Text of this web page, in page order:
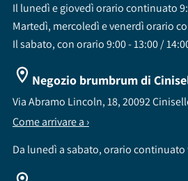
Il lunedì e giovedì orario continuato
Martedì, mercoledì e venerdì orario
Il sabato, con orario 9:00 - 13:00 /
Negozio brumbrum di
Via Abramo Lincoln, 18, 20092
Come arrivare a ›
Da lunedì a sabato, orario continuato